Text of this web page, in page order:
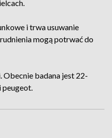
i trwa usuwanie
mogą potrwać do
badana jest 22-
peugeot.